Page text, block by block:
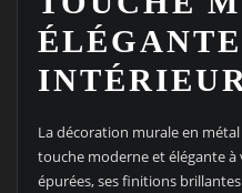
La décoration murale en
touche moderne et élégante à
épurées, ses finitions